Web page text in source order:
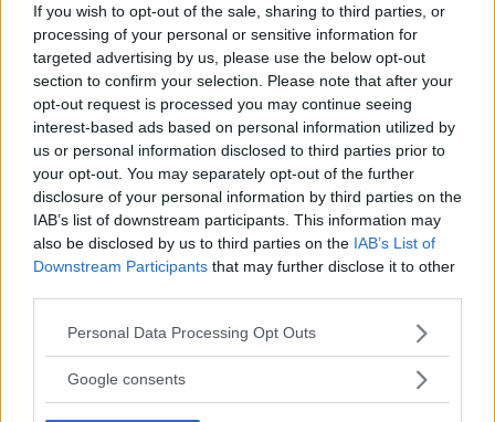
If you wish to opt-out of the sale, sharing to third parties, or
processing of your personal or sensitive information for
targeted advertising by us, please use the below opt-out
section to confirm your selection. Please note that after your
opt-out request is processed you may continue seeing
interest-based ads based on personal information utilized by
us or personal information disclosed to third parties prior to
your opt-out. You may separately opt-out of the further
disclosure of your personal information by third parties on the
IAB’s list of downstream participants. This information may
also be disclosed by us to third parties on the IAB’s List of
Downstream Participants that may further disclose it to other
Please note that this website/app uses one or more Google
not limited to your visit or usage behaviour. You may click to
Personal Data Processing Opt Outs
Google consents
Mer info:www.skeppetmalilla.se
Välkomna!
Gullringens GoIF - Mariebo IK
13:00
Division 4
60kr
Matchsponsor: Ydre Åkeri, JCS Förvaltning, Dina
Försäkringar
Södra Vi IF - Ruda IF
Välkomna!